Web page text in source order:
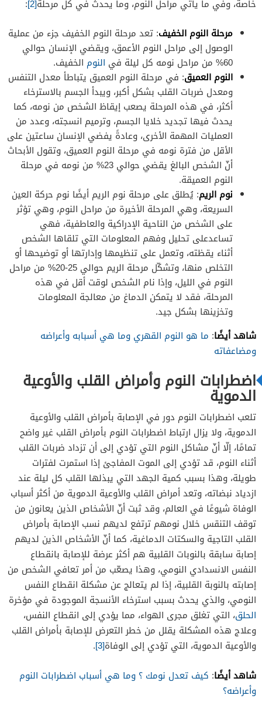
خاصة، وفي ما يأتي مراحل النوم، وما يحدث في كل مرحلة[2]
:
مرحلة النوم الخفيف: تعد مرحلة النوم الخفيف جزء من عملية
الوصول إلى مراحل النوم الأعمق، ويقضي الإنسان حوالي
60% من مراحل نومه كل ليلة في
النوم الخفيف.
النوم العميق: في مرحلة النوم العميق يتباطأ معدل التنفس
ومعدل ضربات القلب بشكل أكبر، ويبدأ الجسم بالاسترخاء
أكثر، في هذه المرحلة يصعب إيقاظ الشخص من نومه، كما
يحدث فيها تجديد خلايا الجسم، وترميم انسجته، وعدد من
العمليات المهمة الأخرى، وعادةً يفضي الإنسان ساعتين على
الأقل من فترة نومه في مرحلة النوم العميق، وتقول الأبحاث
أنّ الشخص البالغ يقضي حوالي 23% من نومه في مرحلة
النوم العميقة.
نوم الريم: يُطلق على مرحلة نوم الريم أيضًا نوم حركة العين
السريعة، وهي المرحلة الأخيرة من مراحل النوم، وهي تؤثر
على الشخص من الناحية الإدراكية والعاطفية، فهي
تساعدعلى تحليل وفهم المعلومات التي تلقاها الشخص
أثناء يقظته، وتعمل على تنظيمها وإدارتها أو توضيحها أو
التخلص منها، وتشكّل مرحلة الريم حوالي 25-20% من مراحل
النوم في الليل، وإذا نام الشخص لوقت أقل في هذه
المرحلة، فقد لا يتمكن الدماغ من معالجة المعلومات
وتخزينها بشكل جيد.
شاهد أيضًا: ما هو النوم القهري وما هي أسبابه وأعراضه
ومضاعفاته
اضطرابات النوم وأمراض القلب والأوعية
الدموية
تلعب اضطرابات النوم دور في الإصابة بأمراض القلب والأوعية
الدموية، ولا يزال ارتباط اضطرابات النوم بأمراض القلب غير واضح
تمامًا، إلّا أنّ مشاكل النوم التي تؤدي إلى أن تزداد ضربات القلب
أثناء النوم، قد تؤدي إلى الموت المفاجئ إذا استمرت لفترات
طويلة، وهذا بسبب كمية الجهد التي يبذلها القلب كل ليلة عند
ازدياد نبضاته، وتعد أمراض القلب والأوعية الدموية من أكثر أسباب
الوفاة شيوعًا في العالم، وقد ثبت أنّ الأشخاص الذين يعانون من
توقف التنقس خلال نومهم ترتفع لديهم نسب الإصابة بأمراض
القلب التاجية والسكتات الدماغية، كما أنّ الأشخاص الذين لديهم
إصابة سابقة بالنوبات القلبية هم أكثر عرضة للإصابة بانقطاع
النفس الانسدادي النومي، وهذا يصعّب من أمر تعافي الشخص من
إصابته بالنوبة القلبية، إذا لم يتعالج عن مشكلة انقطاع النفس
النومي، والذي يحدث بسبب استرخاء الأنسجة الموجودة في مؤخرة
الحلق، التي تغلق مجرى الهواء، مما يؤدي إلى انقطاع النفس،
وعلاج هذه المشكلة يقلل من خطر التعرض للإصابة بأمراض القلب
والأوعية الدموية، التي تؤدي إلى الوفاة[3]
.
شاهد أيضًا: كيف تعدل نومك ؟ وما هي أسباب اضطرابات النوم
وأعراضه؟